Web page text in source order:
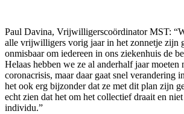
Paul Davina, Vrijwilligerscoördinator MST:
alle vrijwilligers vorig jaar in het zonnetje zijn
onmisbaar om iedereen in ons ziekenhuis de
Helaas hebben we ze al anderhalf jaar moeten
coronacrisis, maar daar gaat snel verandering
het ook erg bijzonder dat ze met dit plan zijn
echt zien dat het om het collectief draait en
individu.”